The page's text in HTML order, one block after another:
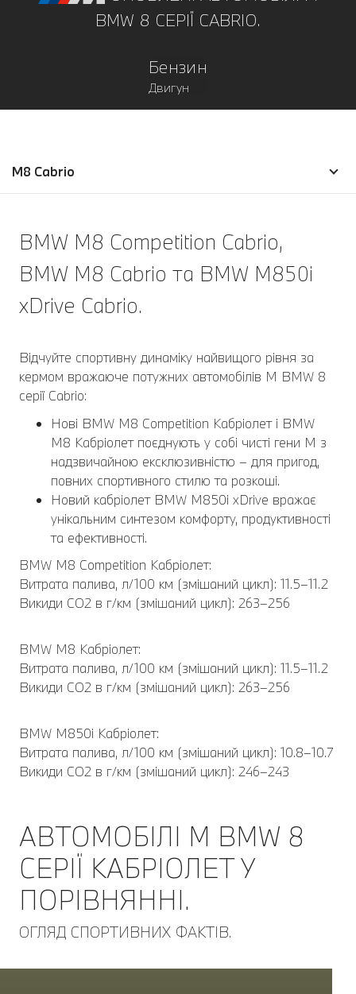
BMW 8 СЕРІЇ CABRIO.
Бензин
Двигун
M8 Cabrio
BMW M8 Competition Cabrio,
BMW M8 Cabrio та BMW M850i
xDrive Cabrio.
Відчуйте спортивну динаміку найвищого рівня за
кермом вражаюче потужних автомобілів M BMW 8
серії Cabrio:
Нові BMW M8 Competition Кабріолет і BMW
M8 Кабріолет поєднують у собі чисті гени M з
надзвичайною ексклюзивністю – для пригод,
повних спортивного стилю та розкоші.
Новий кабріолет BMW M850i xDrive вражає
унікальним синтезом комфорту, продуктивності
та ефективності.
BMW M8 Competition Кабріолет:
Витрата палива, л/100 км (змішаний цикл): 11.5–11.2
Викиди CO2 в г/км (змішаний цикл): 263–256
BMW M8 Кабріолет:
Витрата палива, л/100 км (змішаний цикл): 11.5–11.2
Викиди CO2 в г/км (змішаний цикл): 263–256
BMW M850i Кабріолет:
Витрата палива, л/100 км (змішаний цикл): 10.8–10.7
Викиди CO2 в г/км (змішаний цикл): 246–243
АВТОМОБІЛІ M BMW 8
СЕРІЇ КАБРІОЛЕТ У
ПОРІВНЯННІ.
ОГЛЯД СПОРТИВНИХ ФАКТІВ.